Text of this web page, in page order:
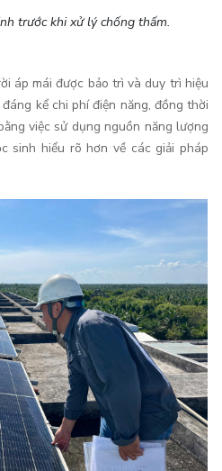
trước khi xử lý chống thấm.
áp mái được bảo trì và duy trì hiệu
kể chi phí điện năng, đồng thời
việc sử dụng nguồn năng lượng
sinh hiểu rõ hơn về các giải pháp